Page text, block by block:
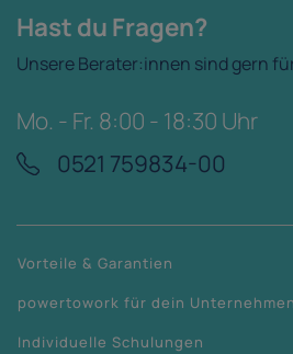
Hast du Fragen?
Unsere Berater:innen sind gern
Mo. - Fr. 8:00 - 18:30 Uhr
0521 759834-00
Vorteile & Garantien
powertowork für dein Unternehmen
Individuelle Schulungen